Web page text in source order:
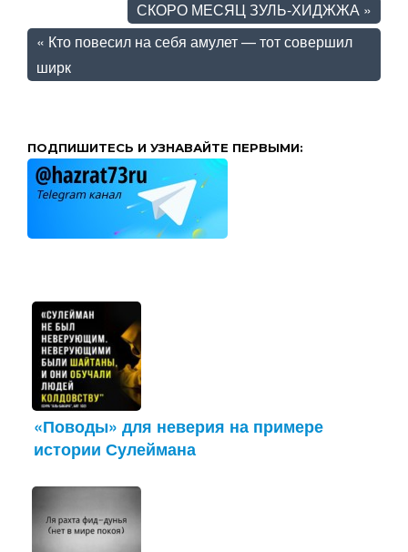
СКОРО МЕСЯЦ ЗУЛЬ-ХИДЖЖА »
« Кто повесил на себя амулет — тот совершил
ширк
ПОДПИШИТЕСЬ И УЗНАВАЙТЕ ПЕРВЫМИ:
«Поводы» для неверия на примере
истории Сулеймана